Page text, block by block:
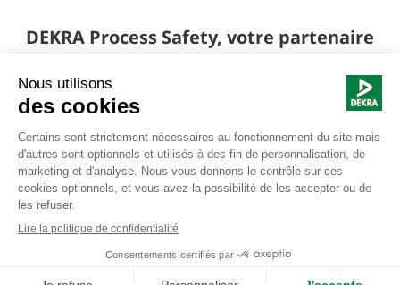
DEKRA Process Safety, votre partenaire
Nous suivre |
Mentions légales